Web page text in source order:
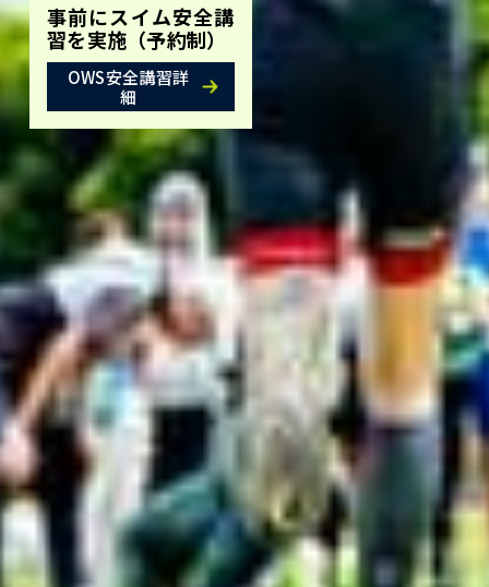
事前にスイム安全講
習を実施（予約制）
OWS安全講習詳
細